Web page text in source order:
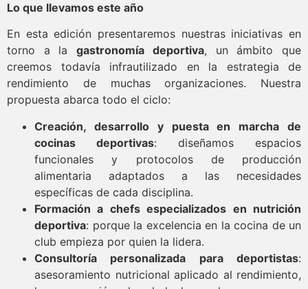
Lo que llevamos este año
En esta edición presentaremos nuestras iniciativas en
torno a lagastronomía deportiva, un ámbito que
creemos todavía infrautilizado en la estrategia de
rendimiento de muchas organizaciones. Nuestra
propuesta abarca todo el ciclo:
Creación, desarrollo y puesta en marcha de
cocinas deportivas: diseñamos espacios
funcionales y protocolos de producción
alimentaria adaptados a las necesidades
específicas de cada disciplina.
Formación a chefs especializados en nutrición
deportiva: porque la excelencia en la cocina de un
club empieza por quien la lidera.
Consultoría personalizada para deportistas:
asesoramiento nutricional aplicado al rendimiento,